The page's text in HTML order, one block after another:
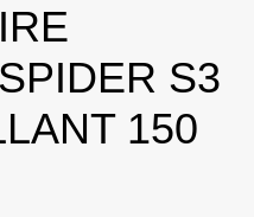
S3
150